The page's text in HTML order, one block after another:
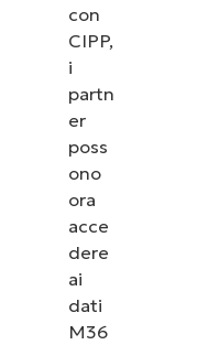
con
CIPP,
i
partn
er
poss
ono
ora
acce
dere
ai
dati
M36